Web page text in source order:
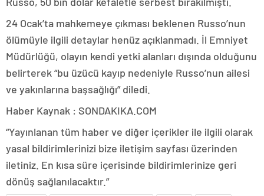
24 Ocak’ta mahkemeye çıkması beklenen Russo’nun
ölümüyle ilgili detaylar henüz açıklanmadı. İl Emniyet
Müdürlüğü, olayın kendi yetki alanları dışında olduğunu
belirterek “bu üzücü kayıp nedeniyle Russo’nun ailesi
ve yakınlarına başsağlığı” diledi.
Haber Kaynak : SONDAKIKA.COM
“Yayınlanan tüm haber ve diğer içerikler ile ilgili olarak
yasal bildirimlerinizi bize iletişim sayfası üzerinden
iletiniz. En kısa süre içerisinde bildirimlerinize geri
dönüş sağlanılacaktır.”